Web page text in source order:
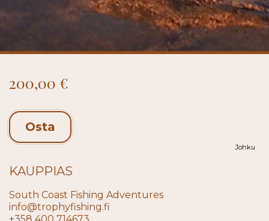
200,00 €
Osta
Johku
KAUPPIAS
South Coast Fishing Adventures
info@trophyfishing.fi
+358 400 714673